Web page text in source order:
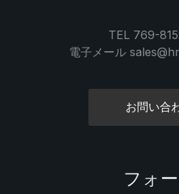
TEL 769-
電子メール
お問い合
フォ